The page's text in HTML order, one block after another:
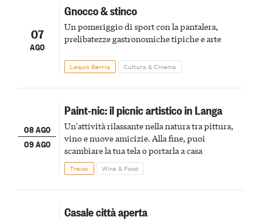
07
AGO
Gnocco & stinco
Un pomeriggio di sport con la pantalera,
prelibatezze gastronomiche tipiche e arte
Lequio Berria Cultura & Cinema
08 AGO
09 AGO
Paint-nic: il picnic artistico in Langa
Un'attività rilassante nella natura tra pittura,
vino e nuove amicizie. Alla fine, puoi
scambiare la tua tela o portarla a casa
Treiso Wine & Food
Casale città aperta